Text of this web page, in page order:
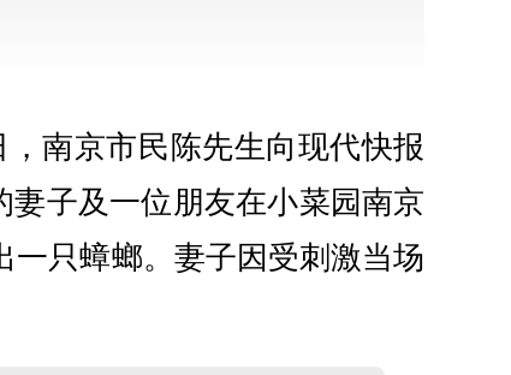
南京市民陈先生向现代快报
子及一位朋友在小菜园南京
只蟑螂。妻子因受刺激当场